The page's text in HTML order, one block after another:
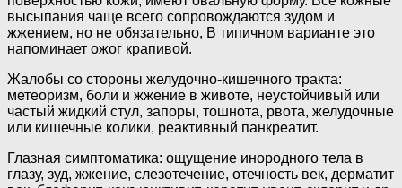
высыпания чаще всего сопровождаются зудом и
жжением, но не обязательно, В типичном варианте это
напоминает ожог крапивой.
Жалобы со стороны желудочно-кишечного тракта:
метеоризм, боли и жжение в животе, неустойчивый или
частый жидкий стул, запоры, тошнота, рвота, желудочные
или кишечные колики, реактивный панкреатит.
Глазная симптоматика: ощущение инородного тела в
глазу, зуд, жжение, слезотечение, отечность век, дерматит